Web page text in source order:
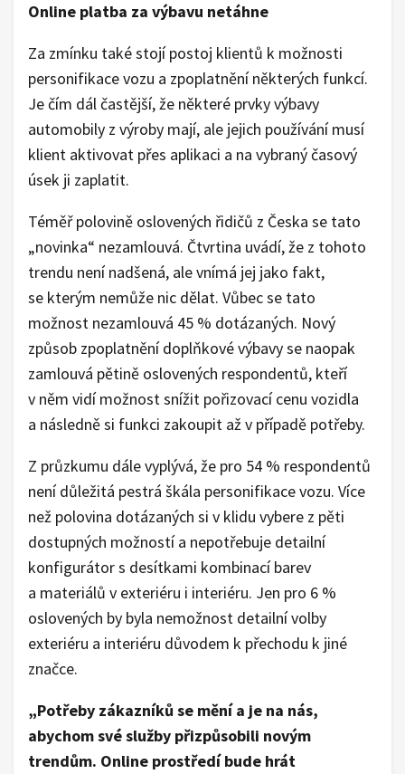
Online platba za výbavu netáhne
Za zmínku také stojí postoj klientů k možnosti
personifikace vozu a zpoplatnění některých funkcí.
Je čím dál častější, že některé prvky výbavy
automobily z výroby mají, ale jejich používání musí
klient aktivovat přes aplikaci a na vybraný časový
úsek ji zaplatit.
Téměř polovině oslovených řidičů z Česka se tato
„novinka“ nezamlouvá. Čtvrtina uvádí, že z tohoto
trendu není nadšená, ale vnímá jej jako fakt,
se kterým nemůže nic dělat. Vůbec se tato
možnost nezamlouvá 45 % dotázaných. Nový
způsob zpoplatnění doplňkové výbavy se naopak
zamlouvá pětině oslovených respondentů, kteří
v něm vidí možnost snížit pořizovací cenu vozidla
a následně si funkci zakoupit až v případě potřeby.
Z průzkumu dále vyplývá, že pro 54 % respondentů
není důležitá pestrá škála personifikace vozu. Více
než polovina dotázaných si v klidu vybere z pěti
dostupných možností a nepotřebuje detailní
konfigurátor s desítkami kombinací barev
a materiálů v exteriéru i interiéru. Jen pro 6 %
oslovených by byla nemožnost detailní volby
exteriéru a interiéru důvodem k přechodu k jiné
značce.
„Potřeby zákazníků se mění a je na nás,
abychom své služby přizpůsobili novým
trendům. Online prostředí bude hrát